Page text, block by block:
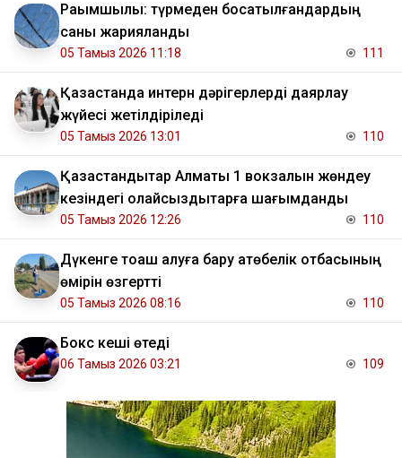
Рақымшылық: түрмеден босатылғандардың
саны жарияланды
05 Тамыз 2026 11:18 111
Қазақстанда интерн дәрігерлерді даярлау
жүйесі жетілдіріледі
05 Тамыз 2026 13:01 110
Қазақстандықтар Алматы 1 вокзалын жөндеу
кезіндегі қолайсыздықтарға шағымданды
05 Тамыз 2026 12:26 110
Дүкенге тоқаш алуға бару ақтөбелік отбасының
өмірін өзгертті
05 Тамыз 2026 08:16 110
Бокс кеші өтеді
06 Тамыз 2026 03:21 109